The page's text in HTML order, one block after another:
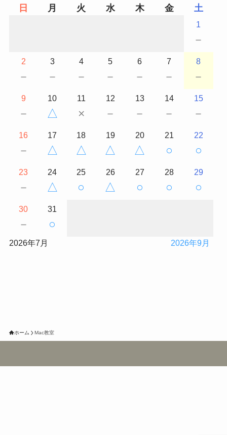
日
月 火 水 木 金 土
1
－
2
－
3
－
4
－
5
－
6
－
7
－
8
－
9
－
10
△
11
×
12
－
13
－
14
－
15
－
16
－
17
△
18
△
19
△
20
△
21
○
22
○
23
－
24
△
25
○
26
△
27
○
28
○
29
○
30
－
31
○
2026年7月 2026年9月
ホーム Mac教室